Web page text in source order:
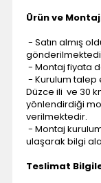
Ürün ve
- Satın almış
- Montaj fiyata
- Kurulum talep
Düzce ili ve 30
yönlendirdiği
verilmektedir.
- Montaj
ulaşarak bilgi
Teslimat